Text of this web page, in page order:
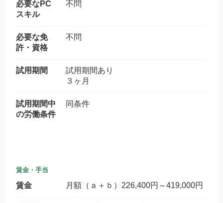
必要なPC
スキル
不問
必要な免
許・資格
不問
試用期間
試用期間あり
３ヶ月
試用期間中
の労働条件
同条件
賃金・手当
賃金 月額（ａ＋ｂ）226,400円～419,000円